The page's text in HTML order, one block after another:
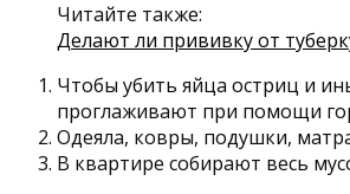
Читайте также:
Делают ли прививку от
Чтобы убить яйца остриц и
проглаживают при помощи
Одеяла, ковры, подушки,
В квартире собирают весь